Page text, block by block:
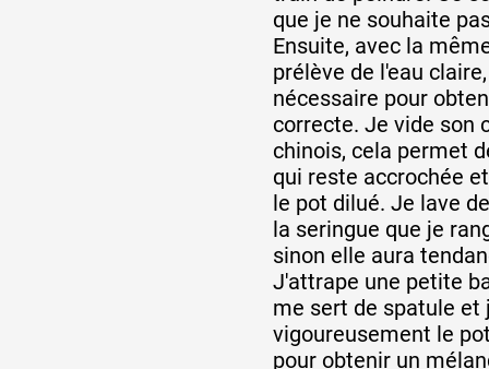
que je ne souhaite
Ensuite, avec la
prélève de l'eau
nécessaire pour
correcte. Je vide son
chinois, cela permet
qui reste accrochée
le pot dilué. Je lave
la seringue que je
sinon elle aura
J'attrape une petite
me sert de spatule et
vigoureusement le
pour obtenir un